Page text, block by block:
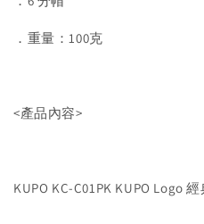
．重量：100克
<產品內容>
KUPO KC-C01PK KUPO Logo